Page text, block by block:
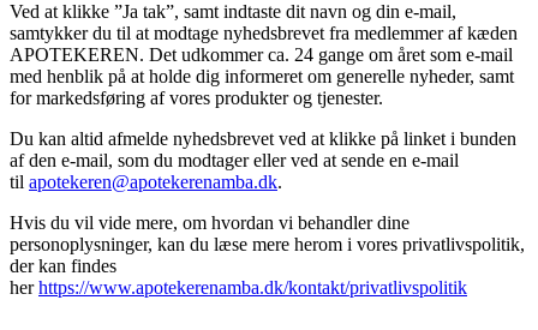
Ved at klikke ”Ja tak”, samt indtaste dit navn og din e-mail,
samtykker du til at modtage nyhedsbrevet fra medlemmer af kæden
APOTEKEREN. Det udkommer ca. 24 gange om året som e-mail
med henblik på at holde dig informeret om generelle nyheder, samt
for markedsføring af vores produkter og tjenester.
Du kan altid afmelde nyhedsbrevet ved at klikke på linket i bunden
af den e-mail, som du modtager eller ved at sende en e-mail
til apotekeren@apotekerenamba.dk.
Hvis du vil vide mere, om hvordan vi behandler dine
personoplysninger, kan du læse mere herom i vores privatlivspolitik,
der kan findes
herhttps://www.apotekerenamba.dk/kontakt/privatlivspolitik